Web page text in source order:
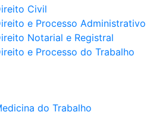
Civil
e Processo Administrativo
Notarial e Registral
e Processo do Trabalho
do Trabalho